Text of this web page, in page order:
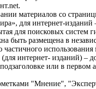
материалов со
для интернет-изданий
для поисковых систем
быть размещена в
частичного использования
интернет- изданий) –
или в первом
"Мнение",